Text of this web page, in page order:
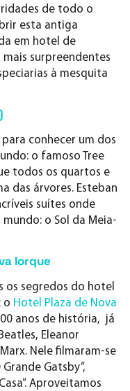
de todo o
esta antiga
em hotel de
surpreendentes
à mesquita
conhecer um dos
o famoso Tree
todos os quartos e
das árvores. Esteban
suítes onde
o Sol da Meia-
Iorque
os segredos do hotel
o Hotel Plaza de Nova
anos de história, já
Eleanor
Nele filmaram-se
Gatsby”,
Aproveitamos